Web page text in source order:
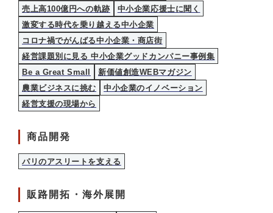
売上高100億円への軌跡
中小企業応援士に聞く
激変する時代を乗り越える中小企業
コロナ禍でがんばる中小企業・商店街
経営課題別に見る 中小企業グッドカンパニー事例集
Be a Great Small
新価値創造WEBマガジン
農業ビジネスに挑む
中小企業のイノベーション
経営支援の現場から
商品開発
パリのアスリートを支える
販路開拓・海外展開